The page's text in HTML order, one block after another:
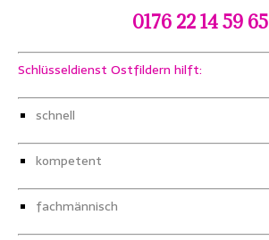
0176 22 14 59 65
Schlüsseldienst Ostfildern hilft:
schnell
kompetent
fachmännisch